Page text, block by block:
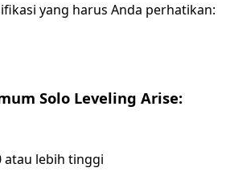
yang harus Anda perhatikan:
Solo Leveling Arise:
atau lebih tinggi